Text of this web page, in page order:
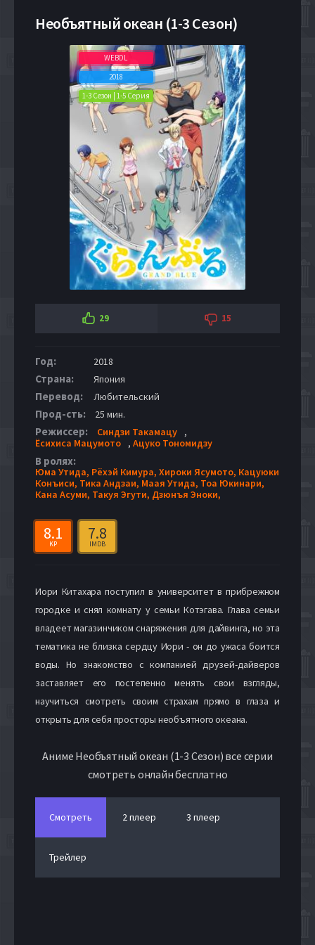
Необъятный океан (1-3 Сезон)
WEBDL
2018
1-3 Сезон | 1-5 Серия
29 15
Год: 2018
Страна: Япония
Перевод: Любительский
Прод-сть: 25 мин.
Режиссер: Синдзи Такамацу
,
Ёсихиса Мацумото
, Ацуко Тономидзу
В ролях:
Юма Утида, Рёхэй Кимура, Хироки Ясумото, Кацуюки
Конъиси, Тика Андзаи, Маая Утида, Тоа Юкинари,
Кана Асуми, Такуя Эгути, Дзюнъя Эноки,
8.1
KP
7.8
IMDB
Иори Китахара поступил в университет в прибрежном
городке и снял комнату у семьи Котэгава. Глава семьи
владеет магазинчиком снаряжения для дайвинга, но эта
тематика не близка сердцу Иори - он до ужаса боится
воды. Но знакомство с компанией друзей-дайверов
заставляет его постепенно менять свои взгляды,
научиться смотреть своим страхам прямо в глаза и
открыть для себя просторы необъятного океана.
Аниме Необъятный океан (1-3 Сезон) все серии
смотреть онлайн бесплатно
Смотреть 2 плеер 3 плеер
Трейлер